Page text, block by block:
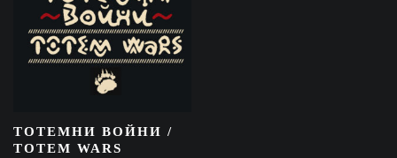
ТОТЕМНИ ВОЙНИ /
TOTEM WARS